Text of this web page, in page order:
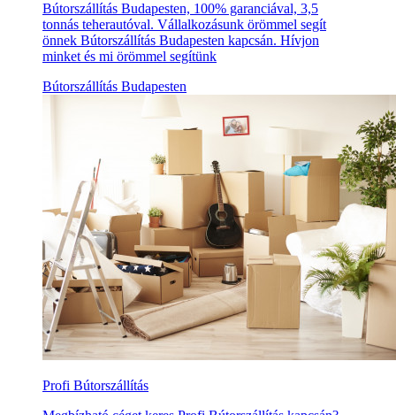
Bútorszállítás Budapesten, 100% garanciával, 3,5
tonnás teherautóval. Vállalkozásunk örömmel segít
önnek Bútorszállítás Budapesten kapcsán. Hívjon
minket és mi örömmel segítünk
Bútorszállítás Budapesten
Profi Bútorszállítás